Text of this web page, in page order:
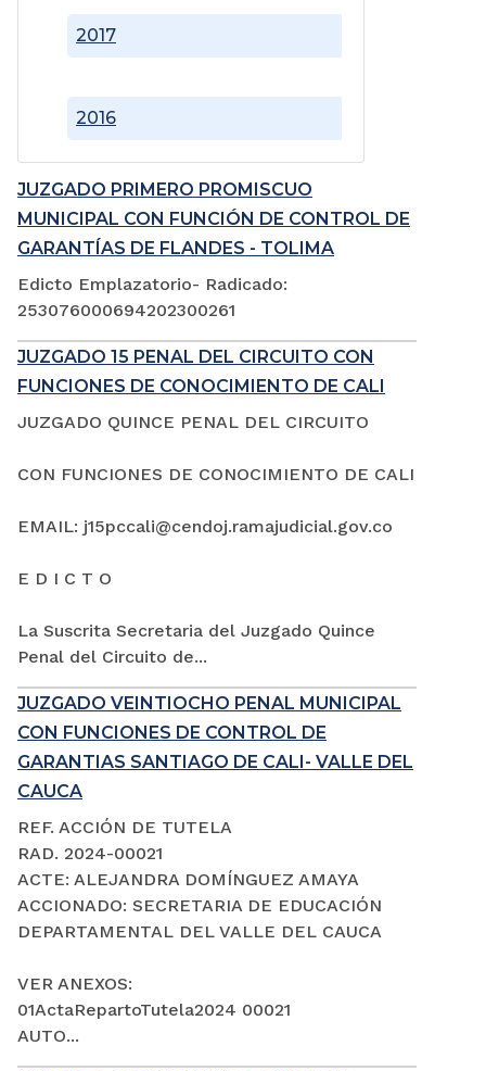
2016
2017
JUZGADO PRIMERO PROMISCUO
MUNICIPAL CON FUNCIÓN DE CONTROL DE
GARANTÍAS DE FLANDES - TOLIMA
Edicto Emplazatorio- Radicado:
253076000694202300261
JUZGADO 15 PENAL DEL CIRCUITO CON
FUNCIONES DE CONOCIMIENTO DE CALI
JUZGADO QUINCE PENAL DEL CIRCUITO
CON FUNCIONES DE CONOCIMIENTO DE CALI
EMAIL: j15pccali@cendoj.ramajudicial.gov.co
E D I C T O
La Suscrita Secretaria del Juzgado Quince
Penal del Circuito de...
JUZGADO VEINTIOCHO PENAL MUNICIPAL
CON FUNCIONES DE CONTROL DE
GARANTIAS SANTIAGO DE CALI- VALLE DEL
CAUCA
REF. ACCIÓN DE TUTELA
RAD. 2024-00021
ACTE: ALEJANDRA DOMÍNGUEZ AMAYA
ACCIONADO: SECRETARIA DE EDUCACIÓN
DEPARTAMENTAL DEL VALLE DEL CAUCA
VER ANEXOS:
01ActaRepartoTutela2024 00021
AUTO...